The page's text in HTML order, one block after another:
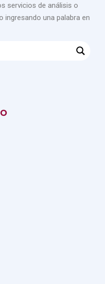
servicios de análisis o
ingresando una palabra en